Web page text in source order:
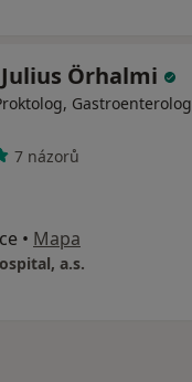
Örhalmi
Gastroenterolog
7 názorů
• Mapa
a.s.